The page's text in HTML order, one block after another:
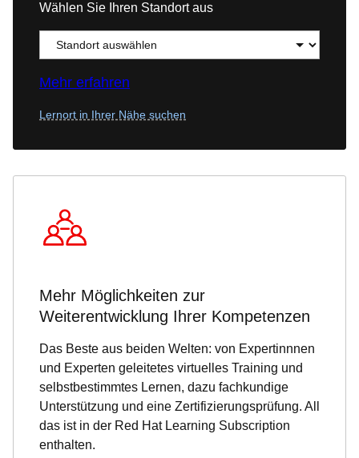
Wählen Sie Ihren Standort aus
Mehr erfahren
Lernort in Ihrer Nähe suchen
Mehr Möglichkeiten zur
Weiterentwicklung Ihrer Kompetenzen
Das Beste aus beiden Welten: von Expertinnnen
und Experten geleitetes virtuelles Training und
selbstbestimmtes Lernen, dazu fachkundige
Unterstützung und eine Zertifizierungsprüfung. All
das ist in der Red Hat Learning Subscription
enthalten.